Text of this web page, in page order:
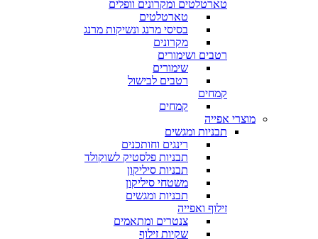
טארטלטים ומקרונים וופלים
טארטלטים
בסיסי מרנג ונשיקות מרנג
מקרונים
רטבים ושימורים
שימורים
רטבים לבישול
קמחים
קמחים
מוצרי אפייה
תבניות ומגשים
רינגים וחותכנים
תבניות פלסטיק לשוקולד
תבניות סיליקון
משטחי סיליקון
תבניות ומגשים
זילוף ואפייה
צנטרים ומתאמים
שקיות זילוף